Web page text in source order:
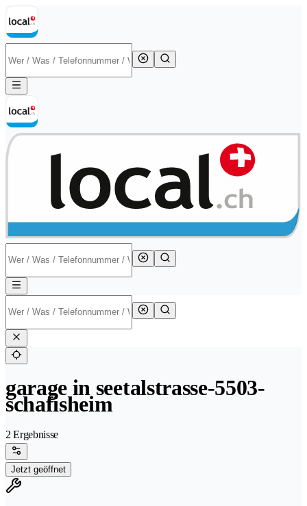
garage in seetalstrasse-5503-
schafisheim
2 Ergebnisse
Jetzt geöffnet